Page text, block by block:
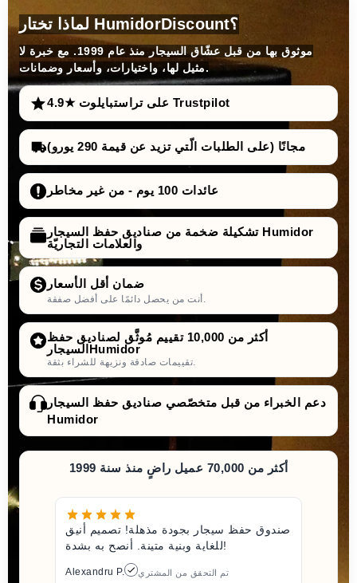
لماذا تختار HumidorDiscount؟
موثوق بها من قبل عشّاق السيجار منذ عام 1999. مع خبرة لا
مثيل لها، واختيارات، وأسعار وضمانات.
4.9★ على تراستبايلوت Trustpilot
مجانًا (على الطلبات الّتي تزيد عن قيمة 290 يورو)
عائدات 100 يوم - من غير مخاطر
تشكيلة ضخمة من صناديق حفظ السيجار Humidor
والعلامات التجاريّة
ضمان أقل الأسعار
أنت من يحصل دائمًا على أفضل صفقة.
أكثر من 10,000 تقييم مُوثَّق لصناديق حفظ
السيجارHumidor
تقييمات صادقة ونزيهة للشراء بثقة.
دعم الخبراء من قبل متخصّصي صناديق حفظ السيجار
Humidor
أكثر من 70,000 عميل راضٍ منذ سنة 1999
صندوق حفظ سيجار بجودة مذهلة! تصميم أنيق
للغاية وبنية متينة. أنصح به بشدة!
Alexandru P. تم التحقق من المشتري